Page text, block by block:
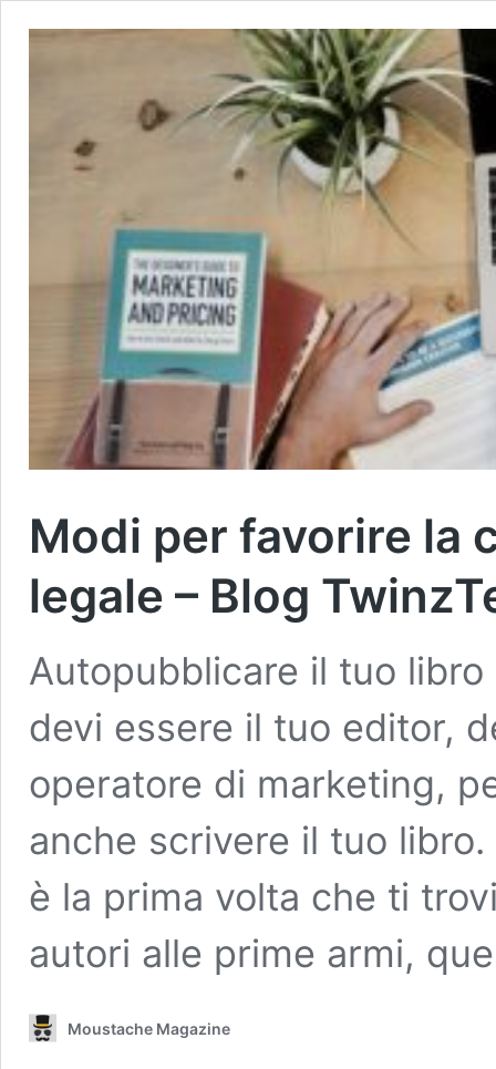
Modi per favorire la
legale – Blog
Autopubblicare il tuo
devi essere il tuo editor,
operatore di marketing,
anche scrivere il tuo
è la prima volta che ti
autori alle prime armi,
Moustache Magazine